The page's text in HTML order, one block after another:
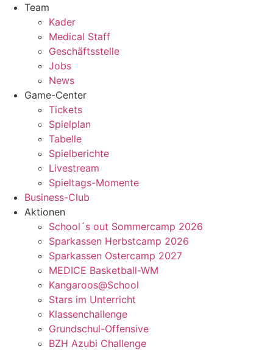
Team
Kader
Medical Staff
Geschäftsstelle
Jobs
News
Game-Center
Tickets
Spielplan
Tabelle
Spielberichte
Livestream
Spieltags-Momente
Business-Club
Aktionen
School´s out Sommercamp 2026
Sparkassen Herbstcamp 2026
Sparkassen Ostercamp 2027
MEDICE Basketball-WM
Kangaroos@School
Stars im Unterricht
Klassenchallenge
Grundschul-Offensive
BZH Azubi Challenge